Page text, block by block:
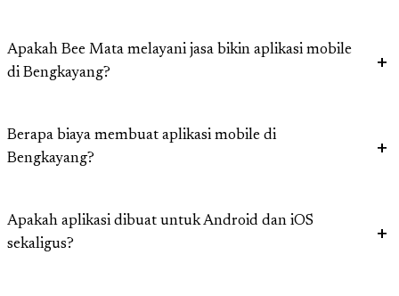
Apakah Bee Mata melayani jasa bikin aplikasi mobile
di Bengkayang?
Berapa biaya membuat aplikasi mobile di
Bengkayang?
Apakah aplikasi dibuat untuk Android dan iOS
sekaligus?